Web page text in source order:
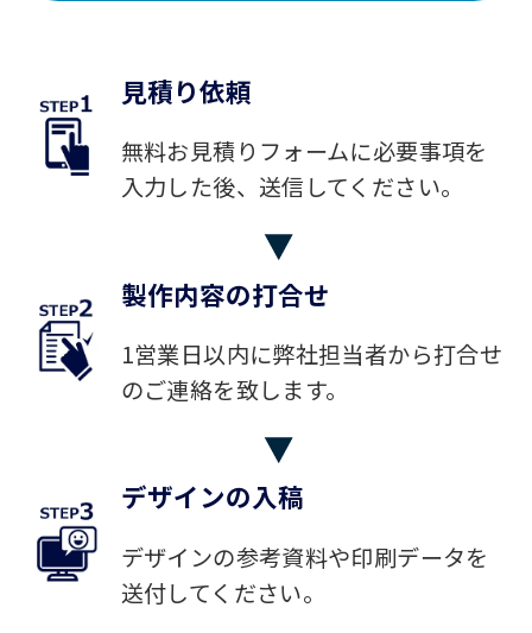
見積り依頼
無料お見積りフォームに必要事項を
入力した後、送信してください。
製作内容の打合せ
1営業日以内に弊社担当者から打合せ
のご連絡を致します。
デザインの入稿
デザインの参考資料や印刷データを
送付してください。